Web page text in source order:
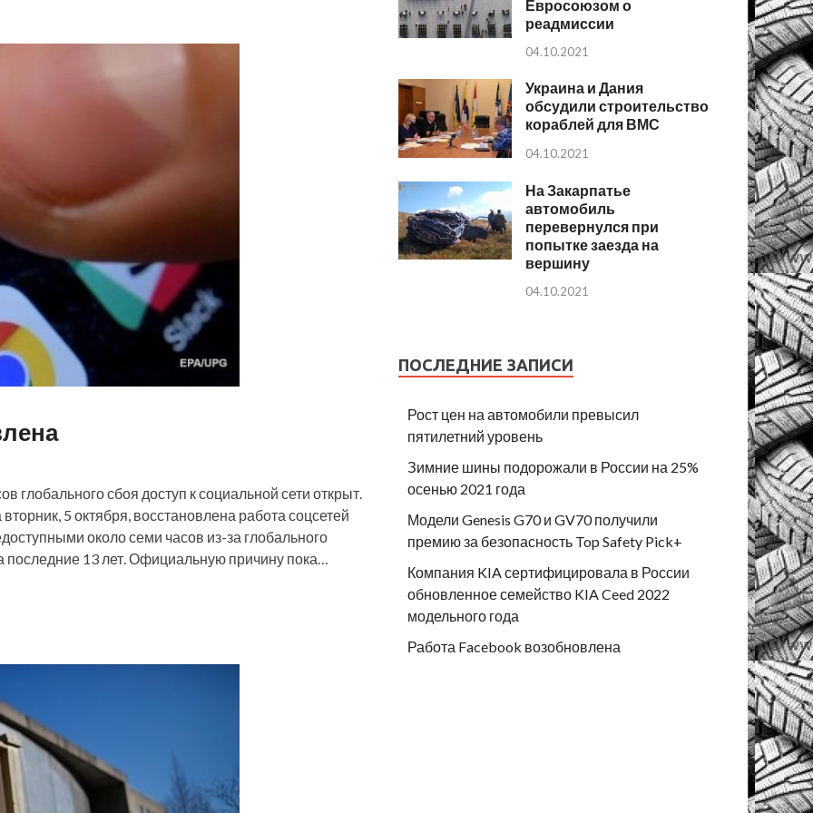
глобального сбоя доступ к социальной сети открыт.
5 октября, восстановлена работа соцсетей
около семи часов из-за глобального
последние 13 лет. Официальную причину пока…
Евросоюзом о
реадмиссии
04.10.2021
Украина и Дания
обсудили строительство
кораблей для ВМС
04.10.2021
На Закарпатье
автомобиль
перевернулся при
попытке заезда на
вершину
04.10.2021
ПОСЛЕДНИЕ ЗАПИСИ
Рост цен на автомобили превысил
пятилетний уровень
Зимние шины подорожали в России на 25%
осенью 2021 года
Модели Genesis G70 и GV70 получили
премию за безопасность Top Safety Pick+
Компания KIA сертифицировала в России
обновленное семейство KIA Ceed 2022
модельного года
Работа Facebook возобновлена